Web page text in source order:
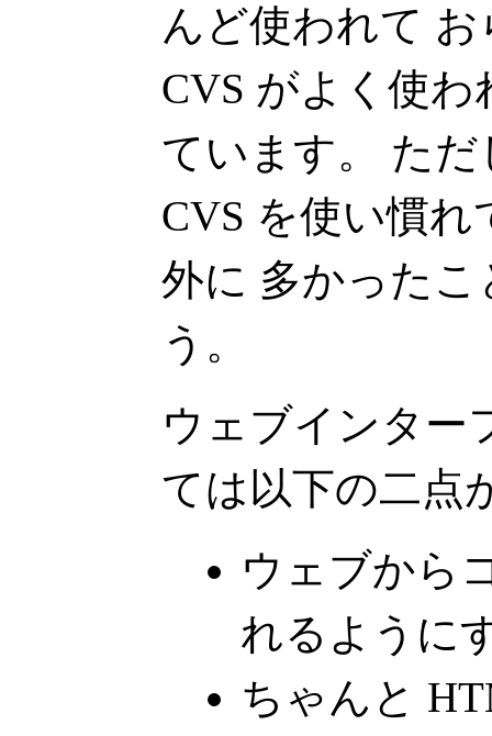
んど使われて
CVS がよく使
ています。 た
CVS を使い慣
外に 多かった
う。
ウェブインター
ては以下の二点
ウェブから
れるように
ちゃんと